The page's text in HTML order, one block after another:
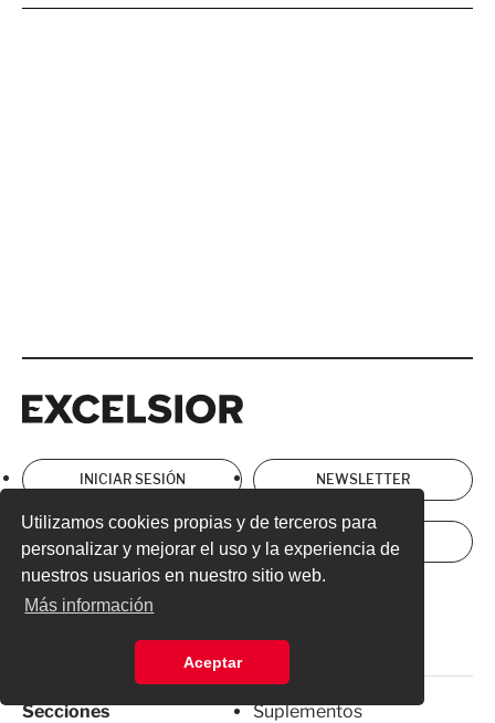
Utilizamos cookies propias y de terceros para
personalizar y mejorar el uso y la experiencia de
nuestros usuarios en nuestro sitio web.
Más información
Aceptar
INICIAR SESIÓN NEWSLETTER
ANÚNCIATE SUSCRÍBETE
Directorio
Aviso de Privacidad
Secciones Suplementos